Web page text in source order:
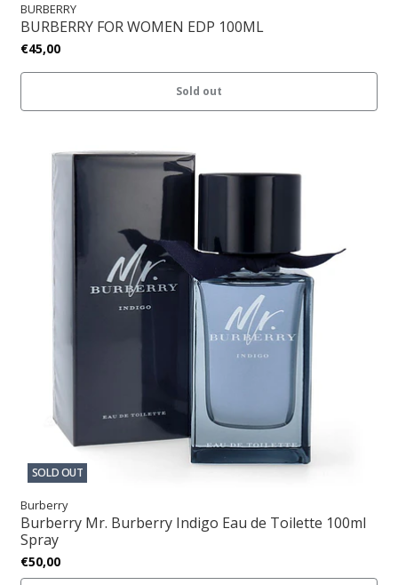
BURBERRY
BURBERRY FOR WOMEN EDP 100ML
€45,00
Sold out
SOLD OUT
Burberry
Burberry Mr. Burberry Indigo Eau de Toilette 100ml
Spray
€50,00